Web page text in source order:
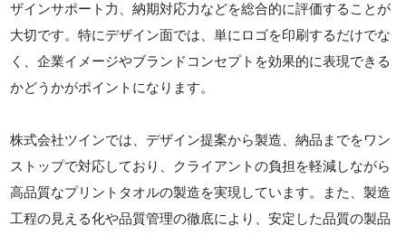
ザインサポート力、納期対応力などを総合的に評価することが
大切です。特にデザイン面では、単にロゴを印刷するだけでな
く、企業イメージやブランドコンセプトを効果的に表現できる
かどうかがポイントになります。
株式会社ツインでは、デザイン提案から製造、納品までをワン
ストップで対応しており、クライアントの負担を軽減しながら
高品質なプリントタオルの製造を実現しています。また、製造
工程の見える化や品質管理の徹底により、安定した品質の製品